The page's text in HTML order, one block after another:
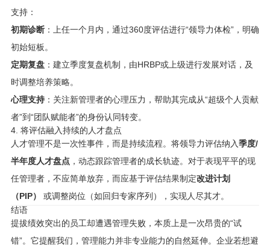
支持：
初期诊断：上任一个月内，通过360度评估进行“领导力体检”，明确
初始短板。
定期复盘：建立季度复盘机制，由HRBP或上级进行发展对话，及
时调整培养策略。
心理支持：关注新管理者的心理压力，帮助其完成从“超级个人贡献
者”到“团队赋能者”的身份认同转变。
4. 将评估融入持续的人才盘点
人才管理不是一次性事件，而是持续流程。将领导力评估纳入季度/
半年度人才盘点，动态跟踪管理者的成长轨迹。对于表现平平的现
任管理者，不应简单放弃，而应基于评估结果制定改进计划
（PIP）
或调整岗位（如回归专家序列），实现人尽其才。
结语
提拔绩效突出的员工却遭遇管理失败，本质上是一次昂贵的“试
错”。它提醒我们，管理能力并非专业能力的自然延伸。企业若想避